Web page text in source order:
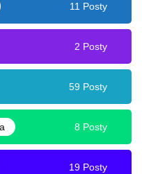
11 Posty
2 Posty
59 Posty
8 Posty
19 Posty